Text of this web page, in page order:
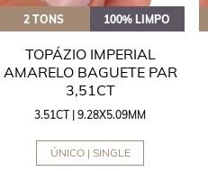
2 TONS 100% LIMPO
TOPÁZIO IMPERIAL
AMARELO BAGUETE PAR
3,51CT
3.51CT | 9.28X5.09MM
ÚNICO | SINGLE